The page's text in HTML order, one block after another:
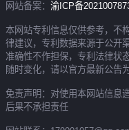
网站备案： 渝ICP备
本网站专利信息仅供参考，不
律建议，专利数据来源于公开渠
准确性不作担保，专利法律状
随时变化，请以官方最新公告
免责声明：对使用本网站信息
后果不承担责任